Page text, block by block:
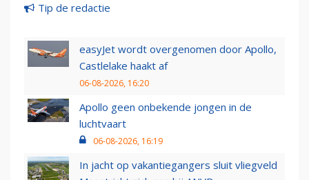
Tip de redactie
easyJet wordt overgenomen door Apollo,
Castlelake haakt af
06-08-2026, 16:20
Apollo geen onbekende jongen in de
luchtvaart
06-08-2026, 16:19
In jacht op vakantiegangers sluit vliegveld